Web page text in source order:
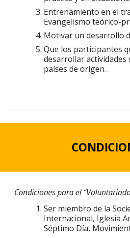
Entrenamiento en el
Evangelismo teórico-
Motivar un desarrollo
Que los participantes
desarrollar actividades
países de origen.
Condiciones para el
Ser miembro de la
Internacional, Iglesia
Séptimo Día,